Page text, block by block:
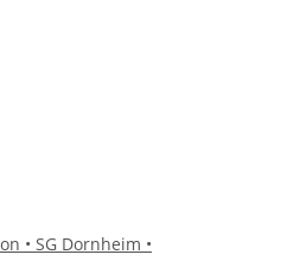
• SG Dornheim •